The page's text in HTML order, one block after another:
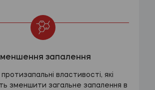
запалення
властивості, які
зменшити загальне запалення в